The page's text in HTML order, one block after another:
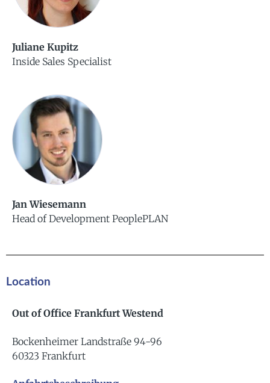
Juliane Kupitz
Inside Sales Specialist
Jan Wiesemann
Head of Development PeoplePLAN
Location
Out of Office Frankfurt Westend
Bockenheimer Landstraße 94-96
60323 Frankfurt